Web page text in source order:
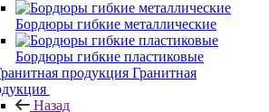
Бордюры гибкие металлические
Бордюры гибкие пластиковые
Гранитная
Назад